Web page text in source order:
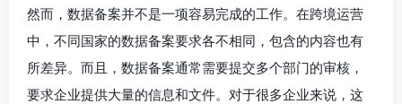
然而，数据备案并不是一项容易完成的工作。在跨境运营
中，不同国家的数据备案要求各不相同，包含的内容也有
所差异。而且，数据备案通常需要提交多个部门的审核，
要求企业提供大量的信息和文件。对于很多企业来说，这